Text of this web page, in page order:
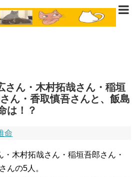
さん・木村拓哉さん・稲垣
ん・香取慎吾さんと、飯島
は！？
命
木村拓哉さん・稲垣吾郎さん・
んの5人。